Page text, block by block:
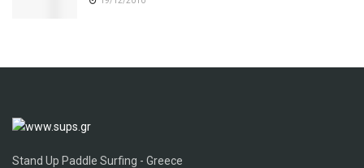
Stand Up Paddle Surfing - Greece